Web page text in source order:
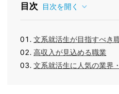
目次 目次を開く
文系就活生が目指すべき
高収入が見込める職業
文系就活生に人気の業界